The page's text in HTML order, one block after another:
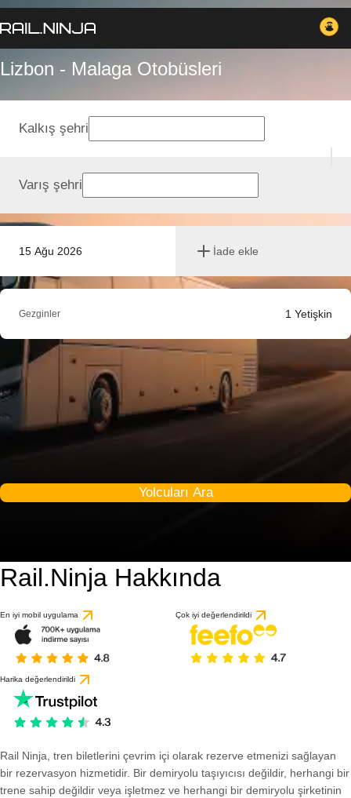
Lizbon - Malaga Otobüsleri
15 Ağu 2026 İade ekle
Kalkış şehri
Varış şehri
Gezginler 1 Yetişkin
Yolcuları Ara
Rail.Ninja Hakkında
En iyi mobil uygulama Çok iyi değerlendirildi
Harika değerlendirildi
Rail Ninja, tren biletlerini çevrim içi olarak rezerve etmenizi sağlayan
bir rezervasyon hizmetidir. Bir demiryolu taşıyıcısı değildir, herhangi bir
trene sahip değildir veya işletmez ve herhangi bir demiryolu şirketinin